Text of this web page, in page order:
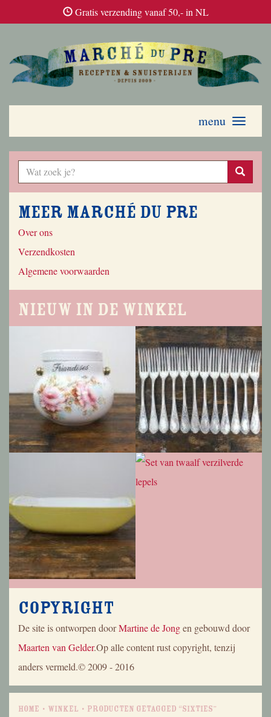
Gratis verzending vanaf 50,- in NL
Toggle
menu
Meer Marché du Pre
Over ons
Verzendkosten
Algemene voorwaarden
Nieuw in de winkel
Copyright
De site is ontworpen doorMartine de Jongen gebouwd door
Maarten van Gelder.Op alle content rust copyright, tenzij
anders vermeld.© 2009 - 2016
Home Winkel Producten getagged “sixties”